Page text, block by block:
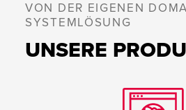
VON DER EIGENEN
SYSTEMLÖSUNG
UNSERE